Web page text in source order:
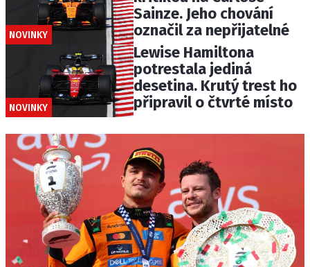
NOVINKY
Sainze. Jeho chování
označil za nepřijatelné
NOVINKY
Lewise Hamiltona
potrestala jediná
desetina. Krutý trest ho
připravil o čtvrté místo